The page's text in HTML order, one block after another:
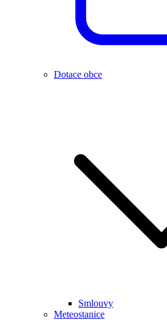
Dotace obce
Smlouvy
Meteostanice